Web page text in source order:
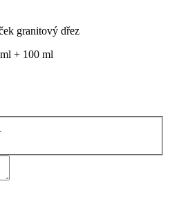
granitový dřez
+ 100 ml